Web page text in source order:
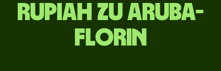
Rupiah zu Aruba-
Florin